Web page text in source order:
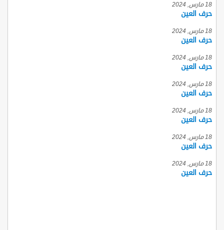
18 مارس, 2024
حرف العين
18 مارس, 2024
حرف العين
18 مارس, 2024
حرف العين
18 مارس, 2024
حرف العين
18 مارس, 2024
حرف العين
18 مارس, 2024
حرف العين
18 مارس, 2024
حرف العين